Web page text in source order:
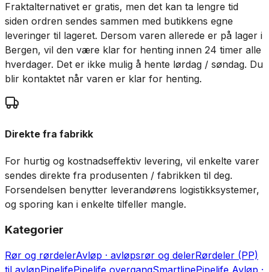
Fraktalternativet er gratis, men det kan ta lengre tid
siden ordren sendes sammen med butikkens egne
leveringer til lageret. Dersom varen allerede er på lager i
Bergen, vil den være klar for henting innen 24 timer alle
hverdager. Det er ikke mulig å hente lørdag / søndag. Du
blir kontaktet når varen er klar for henting.
Direkte fra fabrikk
For hurtig og kostnadseffektiv levering, vil enkelte varer
sendes direkte fra produsenten / fabrikken til deg.
Forsendelsen benytter leverandørens logistikksystemer,
og sporing kan i enkelte tilfeller mangle.
Kategorier
Rør og rørdelerAvløp · avløpsrør og delerRørdeler (PP)